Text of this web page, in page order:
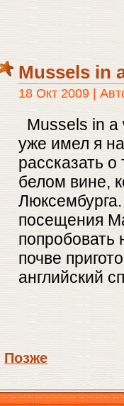
Mussels in
18 Окт 2009 |
Mussels in
уже имел я
рассказать
белом вине,
посещения
почве
английский
Позже